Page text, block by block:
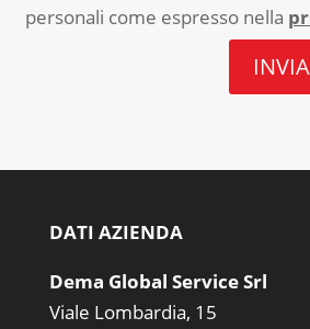
personali come espresso nella
DATI AZIENDA
Dema Global Service Srl
Viale Lombardia, 15